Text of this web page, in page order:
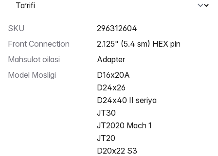
SKU
296312604
Front Connection
2.125" (5.4 sm) HEX pin
Mahsulot oilasi
Adapter
Model Mosligi
D16x20A
D24x26
D24x40 II seriya
JT30
JT2020 Mach 1
JT20
D20x22 S3